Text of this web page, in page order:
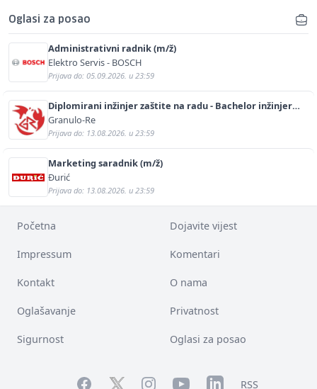
Oglasi za posao
Administrativni radnik (m/ž)
Elektro Servis - BOSCH
Prijava do: 05.09.2026. u 23:59
Diplomirani inžinjer zaštite na radu - Bachelor inžinjer
sigurnosti i pomoći (m/ž)
Granulo-Re
Prijava do: 13.08.2026. u 23:59
Marketing saradnik (m/ž)
Đurić
Prijava do: 13.08.2026. u 23:59
Početna Dojavite vijest
Impressum Komentari
Kontakt O nama
Oglašavanje Privatnost
Sigurnost Oglasi za posao
FacebookTwitterInstagramYouTubeLinkedInRSS